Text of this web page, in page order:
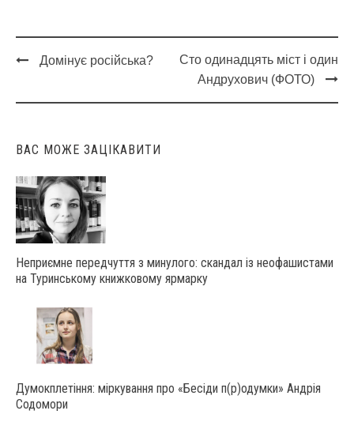
navigation
Домінує російська?
Сто одинадцять міст і один
Андрухович (ФОТО)
ВАС МОЖЕ ЗАЦІКАВИТИ
Неприємне передчуття з минулого: скандал із неофашистами
на Туринському книжковому ярмарку
Думокплетіння: міркування про «Бесіди п(р)одумки» Андрія
Содомори